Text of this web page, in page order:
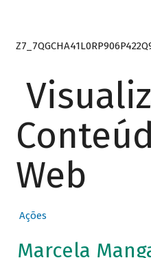
Web
Ações
Marcela